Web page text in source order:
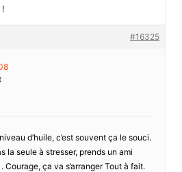
!
#16325
d’huile, c’est souvent ça le souci.
la seule à stresser, prends un ami
Courage, ça va s’arranger Tout à fait.